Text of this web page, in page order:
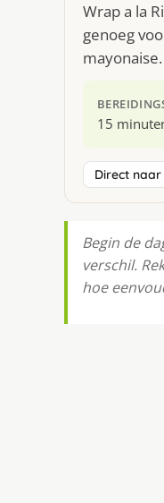
Wrap a la
genoeg
mayonaise.
15
Direct naar
Begin de
verschil.
hoe